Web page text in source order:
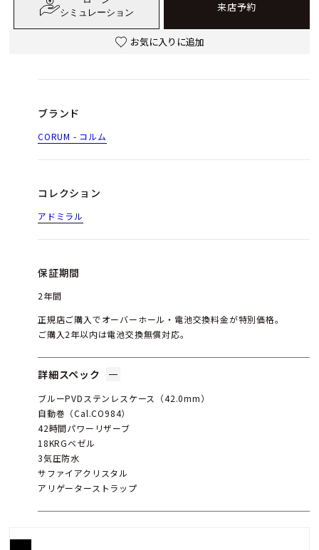
シミュレーション
来店予約
お気に入りに追加
ブランド
CORUM - コルム
コレクション
アドミラル
保証期間
2年間
正規店ご購入でオーバーホール・電池交換料金が特別価格。
ご購入2年以内は電池交換無償対応。
詳細スペック
ブルーPVDステンレスケース（42.0mm）
自動巻（Cal.CO984）
42時間パワーリザーブ
18KRGベゼル
3気圧防水
サファイアクリスタル
アリゲーターストラップ